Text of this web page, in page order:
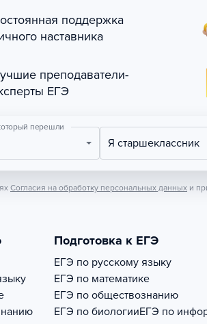
поддержка
наставника
преподаватели-
ЕГЭ
перешли
Я старшеклассник
Согласия на обработку персональных данных и
Подготовка к ЕГЭ
ЕГЭ по русскому языку
ЕГЭ по математике
ЕГЭ по обществознанию
ЕГЭ по биологииЕГЭ по